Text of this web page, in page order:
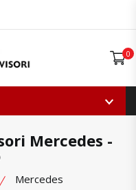
0
Mercedes -
Mercedes